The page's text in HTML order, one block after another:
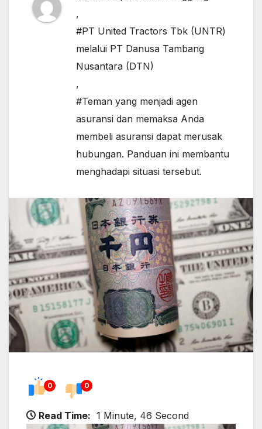
,
#PT United Tractors Tbk (UNTR)
melalui PT Danusa Tambang
Nusantara (DTN)
,
#Teman yang menjadi agen
asuransi dan memaksa Anda
membeli asuransi dapat merusak
hubungan. Panduan ini membantu
menghadapi situasi tersebut.
0 0
Read Time: 1 Minute, 46 Second